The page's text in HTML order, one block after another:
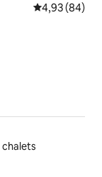
Évaluation
4,93 (84)
chalets